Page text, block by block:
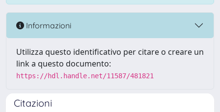
Informazioni
Utilizza questo identificativo per citare o creare un
link a questo documento:
https://hdl.handle.net/11587/481821
Citazioni